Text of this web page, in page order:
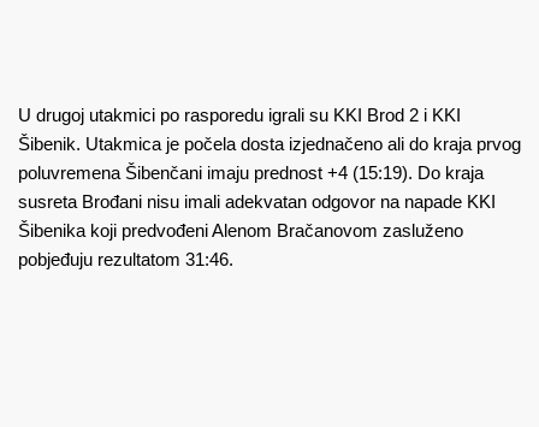
U drugoj utakmici po rasporedu igrali su KKI Brod 2 i KKI
Šibenik. Utakmica je počela dosta izjednačeno ali do kraja prvog
poluvremena Šibenčani imaju prednost +4 (15:19). Do kraja
susreta Brođani nisu imali adekvatan odgovor na napade KKI
Šibenika koji predvođeni Alenom Bračanovom zasluženo
pobjeđuju rezultatom 31:46.